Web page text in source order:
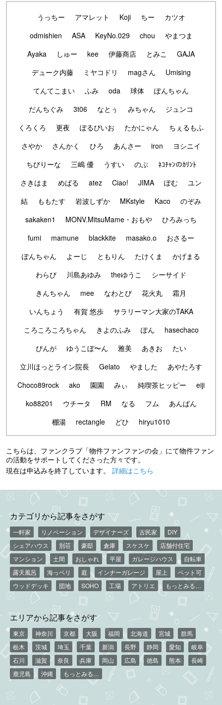
うっちー アマレット Koji ちー
カツオ
odmishien
ASA KeyNo.029 chou
やまつま
Ayaka
しゅー kee 伊藤商店 とみこ
GAJA
デューク内藤
ミヤコドリ magさん
Umising
てんてこまい
ふみ oda 球体
ぽんちゃん
だんちぐみ
3t06 なとぅ みちゃん
ジュンコ
くろくろ
更夜 ぽるぴいお たかにゃん
ちぇるもふ
さやか
さんかく ひろ あんさー iron
ヨシニイ
ちびりーな
三嶋 優 うすい のぶ
ﾈｺﾁｬﾝのｶﾘﾝﾄ
さきはま
めばる atez Ciao! JIMA ぽむ
ユン
結
ももたす 岩波しずか MKstyle Kaco
のぞみ
sakaken1
MONV.MitsuMame・おもや
ひろみっち
fumi
mamune blackkite masako.o
おさるー
ぽんちゃん
よーじ ともりん たけくま
かげまる
わらび
川島あゆみ theゆうこ
シーサイド
きんちゃん
mee なわとび 花火丸
霜月
いんちょう
有賀 悠歩
サラリーマン大家のTAKA
ころころころちゃん
きよのふみ ぽん
hasechaco
ぴんが
ゆうこぼ〜ん 雅美 あきお
たい
立川ほっとライン院長
Gelato やました
あやたろす
Choco89rock
ako 園園 みぃ 純喫茶ヒッピー
eiji
ko88201
ウチータ RM なる フム
あんぱん
棚湯
rectangle どひ hiryu1010
こちらは、ファンクラブ「物件ファンファンの会」にて物件ファン
の活動をサポートしてくださった方々です。
現在は申込みを終了しています。 詳細はこちら
カテゴリから記事をさがす
一軒家 リノベーション デザイナーズ 古民家
DIY
シェアハウス
別荘 豪邸 倉庫 スケスケ
店舗付住宅
マンション
土間 おしゃれ 平屋 ガレージハウス
自転車
露天風呂
海っペリ 庭 インナーガレージ 屋上
ペット可
ウッドデッキ
団地 SOHO 工場 アトリエ もっとみる…
エリアから記事をさがす
東京 神奈川 京都 大阪 福岡 北海道 宮城
群馬
栃木
茨城 埼玉 千葉 新潟 長野 静岡 愛知
岐阜
石川
滋賀 奈良 兵庫 岡山 広島 徳島 熊本
長崎
鹿児島
沖縄 もっとみる…